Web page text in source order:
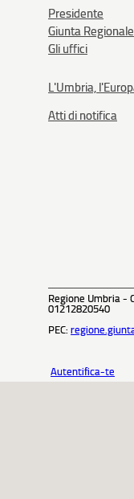
Presidente
Giunta Regionale
Gli uffici
L'Umbria,
Atti di notifica
Regione Umbria -
01212820540
PEC:
Autentifica-te